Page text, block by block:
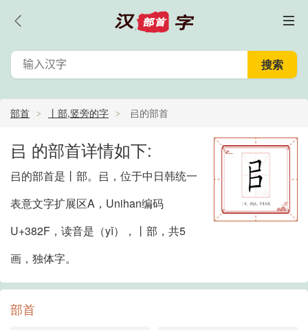
部首 丨部,竖旁的字 㠯的部首
㠯 的部首详情如下:
㠯的部首是丨部。㠯，位于中日韩统一
表意文字扩展区A，Unihan编码
U+382F，读音是（yǐ），丨部，共5
画，独体字。
部首